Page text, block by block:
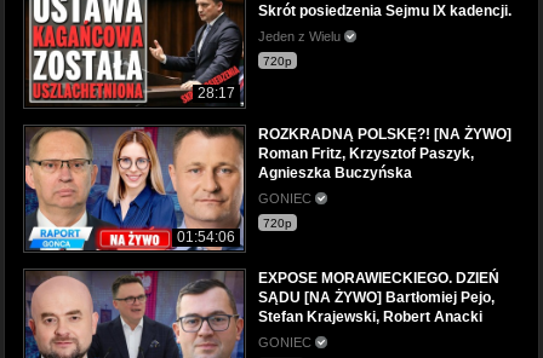
28:17
Skrót posiedzenia Sejmu IX kadencji.
Jeden z Wielu
720p
01:54:06
ROZKRADNĄ POLSKĘ?! [NA ŻYWO]
Roman Fritz, Krzysztof Paszyk,
Agnieszka Buczyńska
GONIEC
720p
EXPOSE MORAWIECKIEGO. DZIEŃ
SĄDU [NA ŻYWO] Bartłomiej Pejo,
Stefan Krajewski, Robert Anacki
GONIEC